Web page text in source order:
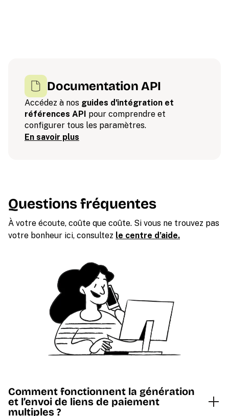
Documentation API
Accédez à nos guides d'intégration et
références API pour comprendre et
configurer tous les paramètres.
En savoir plus
Questions fréquentes
À votre écoute, coûte que coûte. Si vous ne trouvez pas
votre bonheur ici, consultez le centre d’aide.
Comment fonctionnent la génération
et l’envoi de liens de paiement
multiples ?